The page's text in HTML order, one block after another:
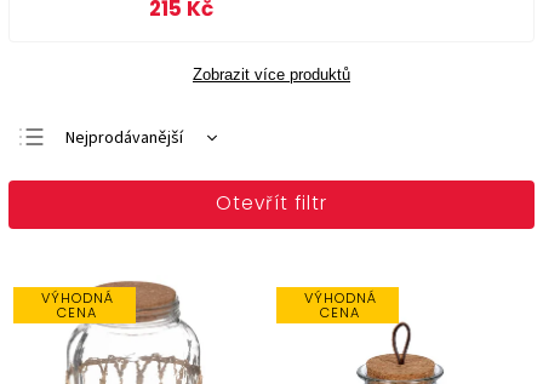
215 Kč
Zobrazit více produktů
Doporučujeme
Nejprodávanější
Abecedně
Otevřít filtr
VÝHODNÁ
CENA
VÝHODNÁ
CENA